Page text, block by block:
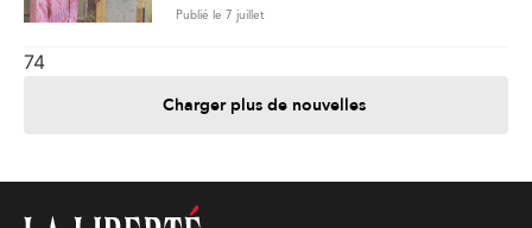
Publié le 7 juillet
74
Charger plus de nouvelles